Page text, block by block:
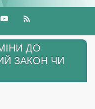
ДО
ЗАКОН ЧИ